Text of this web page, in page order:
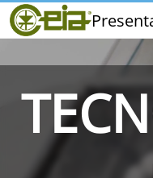
Home
CEIA
Ferias y Eventos